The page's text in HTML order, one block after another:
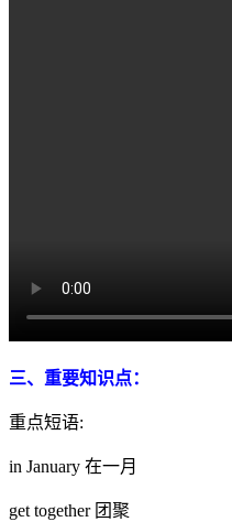
三、重要知识点：
重点短语:
in January 在一月
get together 团聚